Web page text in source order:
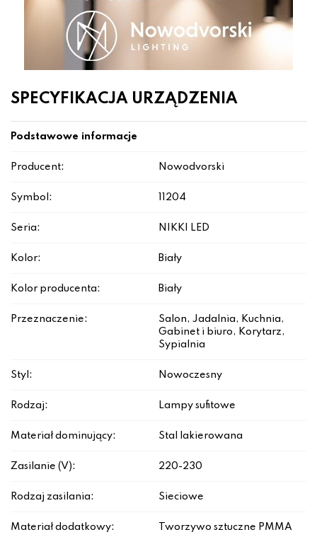
SPECYFIKACJA URZĄDZENIA
Podstawowe informacje
Producent: Nowodvorski
Symbol: 11204
Seria: NIKKI LED
Kolor: Biały
Kolor producenta: Biały
Przeznaczenie:
Salon, Jadalnia, Kuchnia,
Gabinet i biuro, Korytarz,
Sypialnia
Styl: Nowoczesny
Rodzaj: Lampy sufitowe
Materiał dominujący: Stal lakierowana
Zasilanie (V): 220-230
Rodzaj zasilania: Sieciowe
Materiał dodatkowy: Tworzywo sztuczne PMMA